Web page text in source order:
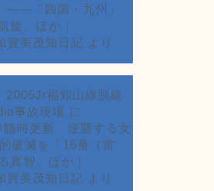
――「四国・九州」
旋、ほか｜
美茂知日記 より
福知山線脱線
事故現場 に
随時更新 逆襲する女
破滅を「16番（雷
真智、ほか｜
美茂知日記 より